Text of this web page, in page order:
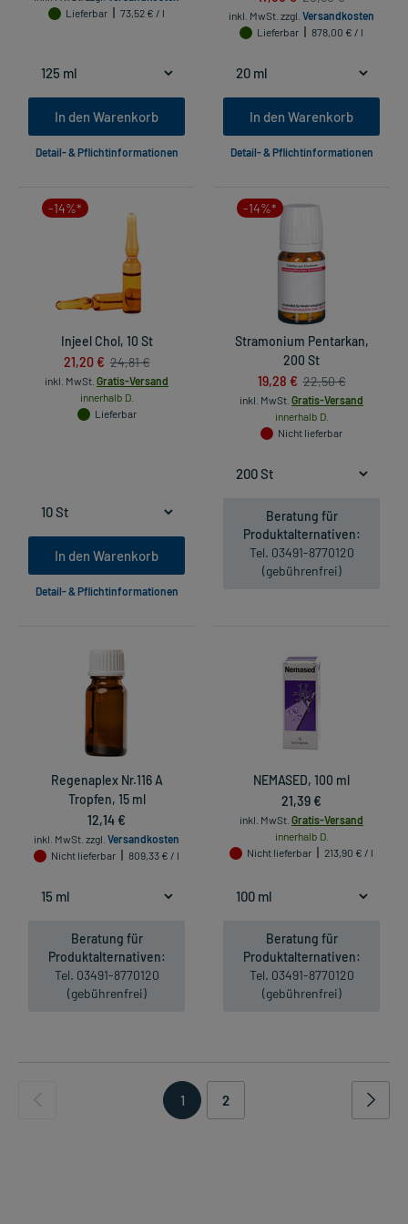
Lieferbar
73,52 € / l
In den Warenkorb
Detail- & Pflichtinformationen
inkl. MwSt. zzgl. Versandkosten
Lieferbar
878,00 € / l
In den Warenkorb
Detail- & Pflichtinformationen
-14%*
Injeel Chol, 10 St
21,20 € 24,81 €
inkl. MwSt. Gratis-Versand
innerhalb D.
Lieferbar
In den Warenkorb
Detail- & Pflichtinformationen
-14%*
Stramonium Pentarkan,
200 St
19,28 € 22,50 €
inkl. MwSt. Gratis-Versand
innerhalb D.
Nicht lieferbar
Beratung für
Produktalternativen:
Tel. 03491-8770120
(gebührenfrei)
Regenaplex Nr.116 A
Tropfen, 15 ml
12,14 €
inkl. MwSt. zzgl. Versandkosten
Nicht lieferbar
809,33 € / l
Beratung für
Produktalternativen:
Tel. 03491-8770120
(gebührenfrei)
NEMASED, 100 ml
21,39 €
inkl. MwSt. Gratis-Versand
innerhalb D.
Nicht lieferbar
213,90 € / l
Beratung für
Produktalternativen:
Tel. 03491-8770120
(gebührenfrei)
1 2